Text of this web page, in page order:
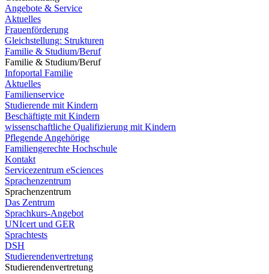
Angebote & Service
Aktuelles
Frauenförderung
Gleichstellung: Strukturen
Familie & Studium/Beruf
Familie & Studium/Beruf
Infoportal Familie
Aktuelles
Familienservice
Studierende mit Kindern
Beschäftigte mit Kindern
wissenschaftliche Qualifizierung mit Kindern
Pflegende Angehörige
Familiengerechte Hochschule
Kontakt
Servicezentrum eSciences
Sprachenzentrum
Sprachenzentrum
Das Zentrum
Sprachkurs-Angebot
UNIcert und GER
Sprachtests
DSH
Studierendenvertretung
Studierendenvertretung